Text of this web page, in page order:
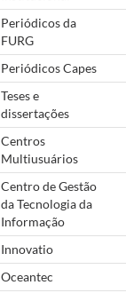
Periódicos da
FURG
Periódicos Capes
Teses e
dissertações
Centros
Multiusuários
Centro de Gestão
da Tecnologia da
Informação
Innovatio
Oceantec